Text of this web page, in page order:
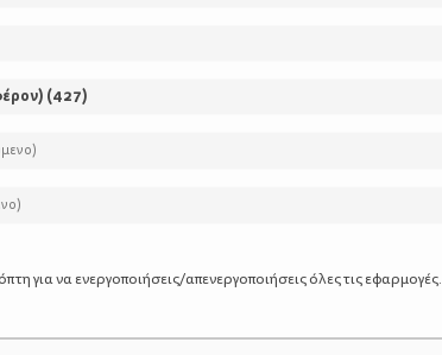
(427)
για να ενεργοποιήσεις/απενεργοποιήσεις όλες τις εφαρμογές.